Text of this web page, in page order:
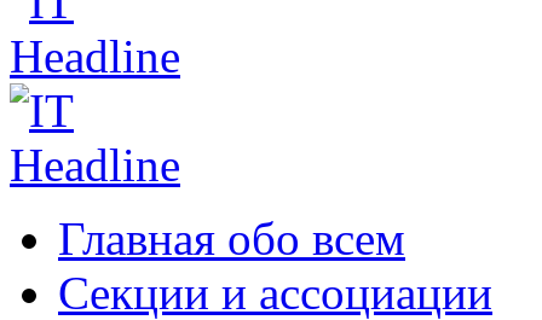
Главная обо всем
Секции и ассоциации